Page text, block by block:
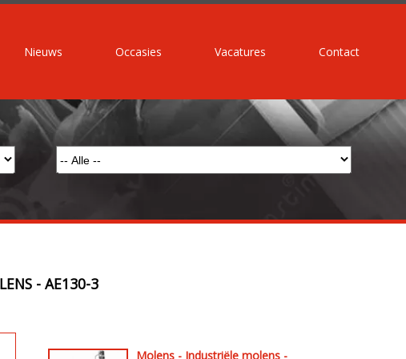
Nieuws Occasies Vacatures Contact
- AE130-3
Molens - Industriële molens -